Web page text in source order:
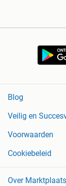
Blog
Veilig en
Voorwaarden
Cookiebeleid
Over Marktplaats